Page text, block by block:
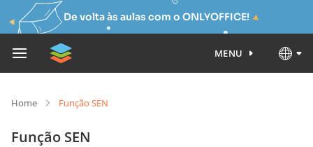
De volta às aulas com o ONLYOFFICE!
MENU
Home Função SEN
Função SEN